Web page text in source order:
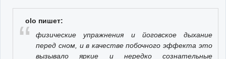
olo пишет:
физические упражнения и йоговское дыхание
перед сном, и в качестве побочного эффекта это
вызывало яркие и нередко сознательные